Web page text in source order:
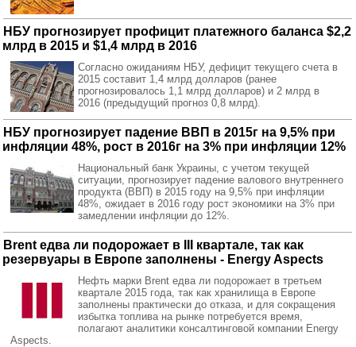
НБУ прогнозирует профицит платежного баланса $2,2
млрд в 2015 и $1,4 млрд в 2016
Согласно ожиданиям НБУ, дефицит текущего счета в
2015 составит 1,4 млрд долларов (ранее
прогнозировалось 1,1 млрд долларов) и 2 млрд в
2016 (предыдущий прогноз 0,8 млрд).
НБУ прогнозирует падение ВВП в 2015г на 9,5% при
инфляции 48%, рост в 2016г на 3% при инфляции 12%
Национальный банк Украины, с учетом текущей
ситуации, прогнозирует падение валового внутреннего
продукта (ВВП) в 2015 году на 9,5% при инфляции
48%, ожидает в 2016 году рост экономики на 3% при
замедлении инфляции до 12%.
Brent едва ли подорожает в III квартале, так как
резервуары в Европе заполнены - Energy Aspects
Нефть марки Brent едва ли подорожает в третьем
квартале 2015 года, так как хранилища в Европе
заполнены практически до отказа, и для сокращения
избытка топлива на рынке потребуется время,
полагают аналитики консалтинговой компании Energy
Aspects.